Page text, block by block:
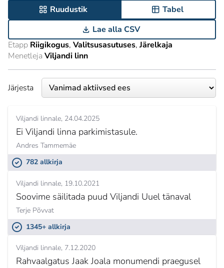
Ruudustik
Tabel
Lae alla CSV
Etapp Riigikogus Valitsusasutuses Järelkaja
Menetleja Viljandi linn
Järjesta
Viljandi linnale 24.04.2025
Ei Viljandi linna parkimistasule.
Andres Tammemäe
782 allkirja
Viljandi linnale 19.10.2021
Soovime säilitada puud Viljandi Uuel tänaval
Terje Põvvat
1345+ allkirja
Viljandi linnale 7.12.2020
Rahvaalgatus Jaak Joala monumendi praegusel